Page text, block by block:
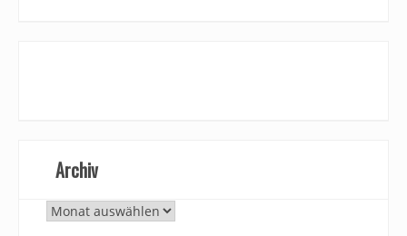
Archiv
Archiv